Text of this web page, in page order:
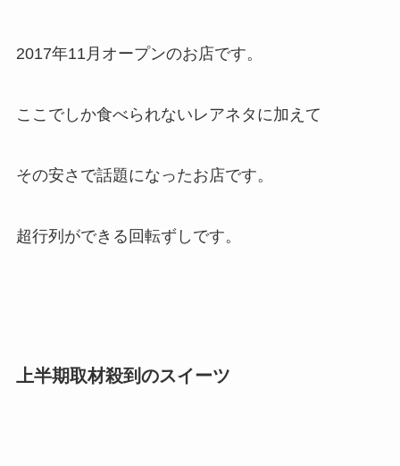
2017年11月オープンのお店です。
ここでしか食べられないレアネタに加えて
その安さで話題になったお店です。
超行列ができる回転ずしです。
上半期取材殺到のスイーツ